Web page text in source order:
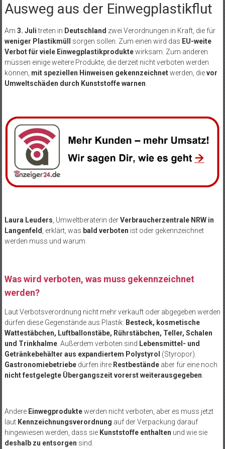
Ausweg aus der Einwegplastikflut
Am 3. Julitreten in Deutschland zwei Verordnungen in Kraft, die für
weniger Plastikmüll sorgen sollen. Zum einen wird das EU-weite
Verbot für viele Einwegplastikproduktewirksam. Zum anderen
müssen einige weitere Produkte, die derzeit nicht verboten werden
können, mit speziellen Hinweisen gekennzeichnetwerden, dievor
Umweltschäden durch Kunststoffe warnen
Laura Leuders, Umweltberaterin derVerbraucherzentrale NRW in
Langenfeld, erklärt, was bald verboten ist oder gekennzeichnet
werden muss und warum.
Was wird verboten, was muss gekennzeichnet
werden?
Laut Verbotsverordnung nicht mehr verkauft oder abgegeben werden
dürfen diese Gegenstände aus Plastik: Besteck, kosmetische
Wattestäbchen, Luftballonstäbe, Rührstäbchen, Teller, Schalen
und Trinkhalme. Außerdem verboten sind Lebensmittel- und
Getränkebehälter aus expandiertem Polystyrol (Styropor).
Gastronomiebetriebedürfen ihre Restbeständeaber für eine noch
nicht festgelegte Übergangszeit vorerst weiterausgegeben.
Andere Einwegproduktewerden nicht verboten, aber es muss jetzt
laut Kennzeichnungsverordnung auf der Verpackung darauf
hingewiesen werden, dass sie Kunststoffe enthalten und wie sie
deshalb zu entsorgen sind.